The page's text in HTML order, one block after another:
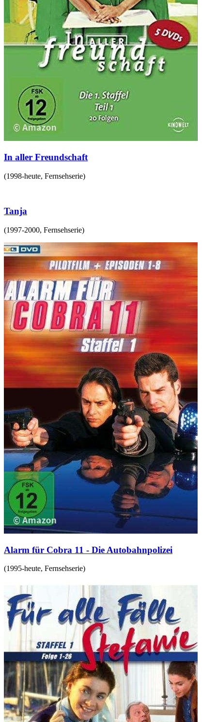
In aller Freundschaft
(1998-heute, Fernsehserie)
Tanja
(1997-2000, Fernsehserie)
Alarm für Cobra 11 - Die Autobahnpolizei
(1995-heute, Fernsehserie)